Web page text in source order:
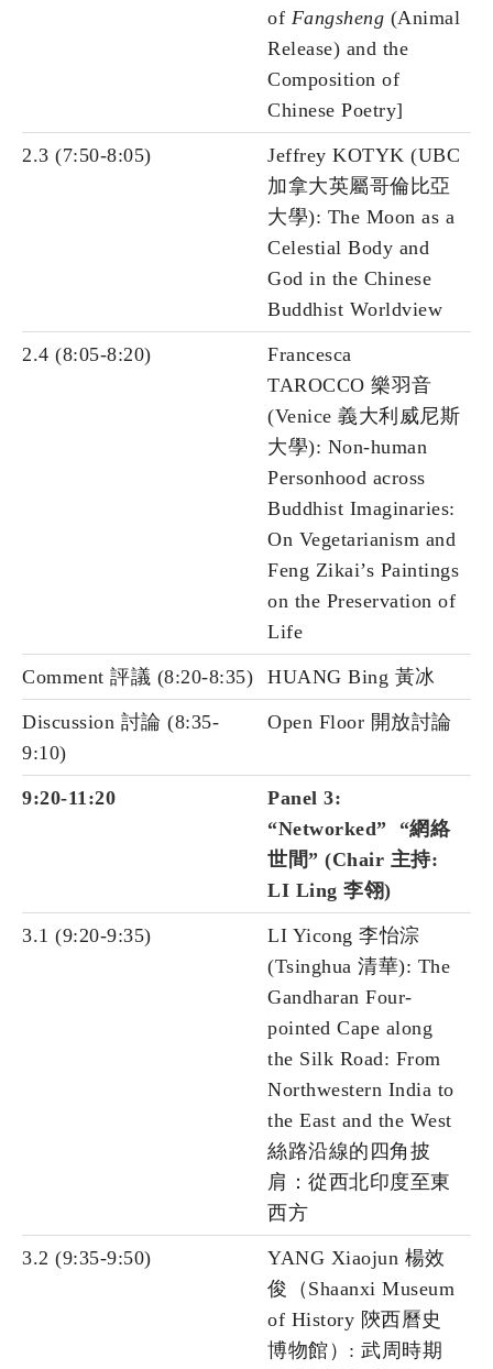
of Fangsheng (Animal
Release) and the
Composition of
Chinese Poetry]
2.3 (7:50-8:05)
Jeffrey KOTYK (UBC
加拿大英屬哥倫比亞
大學): The Moon as a
Celestial Body and
God in the Chinese
Buddhist Worldview
2.4 (8:05-8:20)
Francesca
TAROCCO 樂羽音
(Venice 義大利威尼斯
大學): Non-human
Personhood across
Buddhist Imaginaries:
On Vegetarianism and
Feng Zikai’s Paintings
on the Preservation of
Life
Comment 評議 (8:20-8:35) HUANG Bing 黃冰
Discussion 討論 (8:35-
9:10)
Open Floor 開放討論
9:20-11:20
Panel 3:
“Networked” “網絡
世間” (Chair 主持:
LI Ling 李翎)
3.1 (9:20-9:35)
LI Yicong 李怡淙
(Tsinghua 清華): The
Gandharan Four-
pointed Cape along
the Silk Road: From
Northwestern India to
the East and the West
絲路沿線的四角披
肩：從西北印度至東
西方
3.2 (9:35-9:50)
YANG Xiaojun 楊效
俊（Shaanxi Museum
of History 陝西曆史
博物館）: 武周時期